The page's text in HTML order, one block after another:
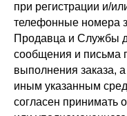
при регистрации и/
телефонные номера
Продавца и Службы
сообщения и письма
выполнения заказа,
иным указанным
согласен принимать